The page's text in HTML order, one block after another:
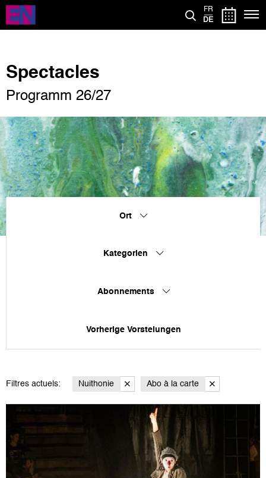
Direkt
zum
Inhalt
FR
DE
Spectacles
Programm 26/27
Ort
Kategorien
Abonnements
Vorherige Vorstelungen
Filtres actuels: Nuithonie Abo à la carte